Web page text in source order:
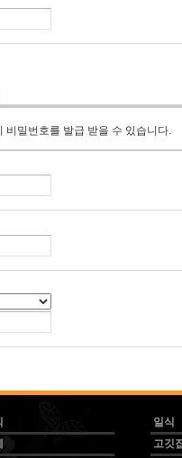
비밀번호를 발급 받을 수 있습니다.
일식
고깃